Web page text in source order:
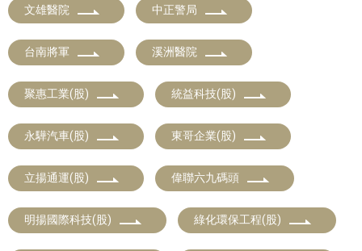
文雄醫院 中正警局
台南將軍 溪洲醫院
聚惠工業(股) 統益科技(股)
永驊汽車(股) 東哥企業(股)
立揚通運(股) 偉聯六九碼頭
明揚國際科技(股) 綠化環保工程(股)